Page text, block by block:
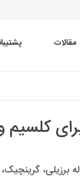
مقالات
برزیلی،